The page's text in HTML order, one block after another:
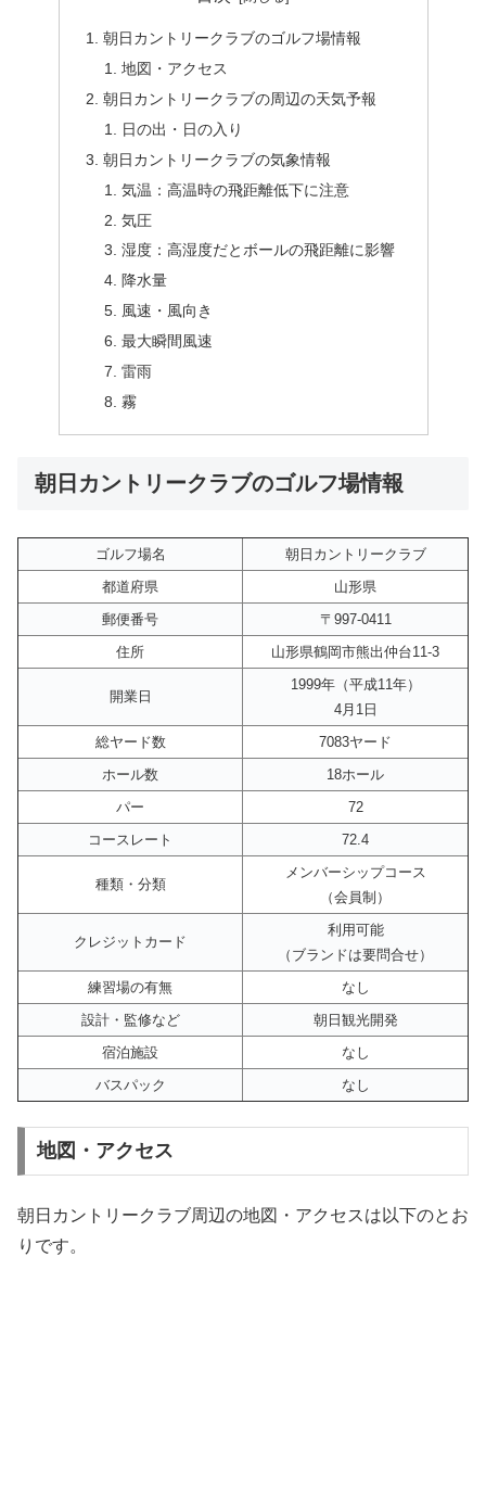
朝日カントリークラブのゴルフ場情報
地図・アクセス
朝日カントリークラブの周辺の天気予報
日の出・日の入り
朝日カントリークラブの気象情報
気温：高温時の飛距離低下に注意
気圧
湿度：高湿度だとボールの飛距離に影響
降水量
風速・風向き
最大瞬間風速
雷雨
霧
朝日カントリークラブのゴルフ場情報
ゴルフ場名
朝日カントリークラブ
都道府県
山形県
郵便番号
〒997-0411
住所
山形県鶴岡市熊出仲台11-3
開業日
1999年（平成11年）
4月1日
総ヤード数
7083ヤード
ホール数
18ホール
パー
72
コースレート
72.4
種類・分類
メンバーシップコース
（会員制）
クレジットカード
利用可能
（ブランドは要問合せ）
練習場の有無
なし
設計・監修など
朝日観光開発
宿泊施設
なし
バスパック
なし
地図・アクセス
朝日カントリークラブ周辺の地図・アクセスは以下のとお
りです。